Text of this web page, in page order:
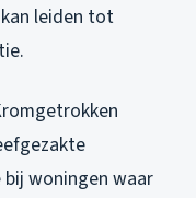
leiden tot
woningen waar